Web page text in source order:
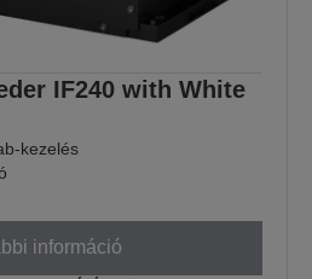
IF240 with White
kezelés
információ